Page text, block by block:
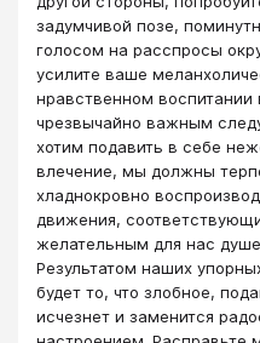
задумчивой позе,
голосом на расспросы
усилите ваше
нравственном
чрезвычайно важным
хотим подавить в себе
влечение, мы должны
хладнокровно
движения,
желательным для нас
Результатом наших
будет то, что злобное,
исчезнет и заменится